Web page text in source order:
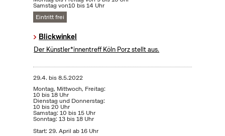
Samstag von10 bis 14 Uhr
Eintritt frei
Blickwinkel
Der Künstler*innentreff Köln Porz stellt aus.
29.4. bis8.5.2022
Montag, Mittwoch, Freitag:
10 bis 18 Uhr
Dienstag und Donnerstag:
10 bis 20 Uhr
Samstag: 10 bis 15 Uhr
Sonntag: 13 bis 18 Uhr
Start: 29. April ab 16 Uhr